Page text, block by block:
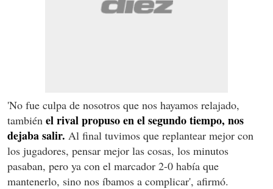
'No fue culpa de nosotros que nos hayamos relajado,
también el rival propuso en el segundo tiempo, nos
dejaba salir. Al final tuvimos que replantear mejor con
los jugadores, pensar mejor las cosas, los minutos
pasaban, pero ya con el marcador 2-0 había que
mantenerlo, sino nos íbamos a complicar', afirmó.